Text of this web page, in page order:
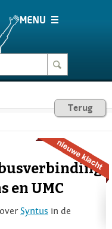
Terug
en UMC
Syntus in de